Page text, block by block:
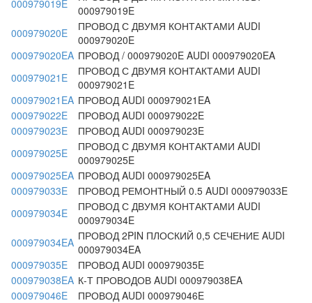
000979019E
000979019E
000979020E
ПРОВОД С ДВУМЯ КОНТАКТАМИ AUDI
000979020E
000979020EA ПРОВОД / 000979020E AUDI 000979020EA
000979021E
ПРОВОД С ДВУМЯ КОНТАКТАМИ AUDI
000979021E
000979021EA ПРОВОД AUDI 000979021EA
000979022E
ПРОВОД AUDI 000979022E
000979023E
ПРОВОД AUDI 000979023E
000979025E
ПРОВОД С ДВУМЯ КОНТАКТАМИ AUDI
000979025E
000979025EA ПРОВОД AUDI 000979025EA
000979033E
ПРОВОД РЕМОНТНЫЙ 0.5 AUDI 000979033E
000979034E
ПРОВОД С ДВУМЯ КОНТАКТАМИ AUDI
000979034E
000979034EA ПРОВОД 2PIN ПЛОСКИЙ 0,5 СЕЧЕНИЕ AUDI
000979034EA
000979035E
ПРОВОД AUDI 000979035E
000979038EA К-Т ПРОВОДОВ AUDI 000979038EA
000979046E
ПРОВОД AUDI 000979046E